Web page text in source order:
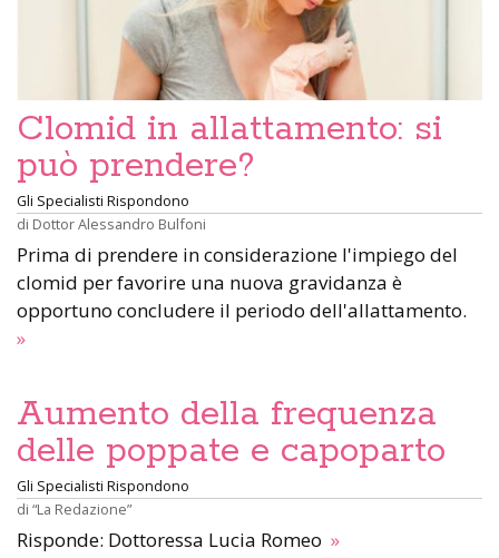
Clomid in allattamento: si
può prendere?
Gli Specialisti Rispondono
di Dottor Alessandro Bulfoni
Prima di prendere in considerazione l'impiego del
clomid per favorire una nuova gravidanza è
opportuno concludere il periodo dell'allattamento.
»
Aumento della frequenza
delle poppate e capoparto
Gli Specialisti Rispondono
di “La Redazione”
Risponde: Dottoressa Lucia Romeo »